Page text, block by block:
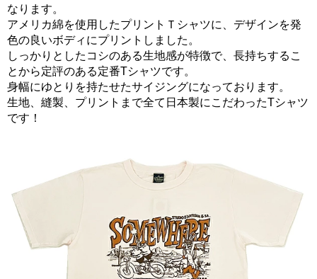
なります。
アメリカ綿を使用したプリントＴシャツに、デザインを発
色の良いボディにプリントしました。
しっかりとしたコシのある生地感が特徴で、長持ちするこ
とから定評のある定番Tシャツです。
身幅にゆとりを持たせたサイジングになっております。
生地、縫製、プリントまで全て日本製にこだわったTシャツ
です！